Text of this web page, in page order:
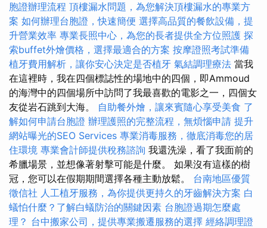
胞證辦理流程 頂樓漏水問題，為您解決頂樓漏水的專業方
案 如何辦理台胞證，快速簡便 選擇高品質的餐飲設備，提
升營業效率 專業長照中心，為您的長者提供全方位照護 探
索buffet外燴價格，選擇最適合的方案 按摩證照考試準備
植牙費用解析，讓你安心決定是否植牙 氣結調理療法 當我
在這裡時，我在四個標誌性的場地中的四個，即Ammoud
的海灣中的四個場所中訪問了我最喜歡的電影之一，四個女
友從岩石跳到大海。 自助餐外燴，讓來賓隨心享受美食 了
解如何申請台胞證 辦理護照的完整流程，無煩惱申請 提升
網站曝光的SEO Services 專業消毒服務，徹底消毒您的居
住環境 專業會計師提供稅務諮詢 我還洗澡，看了我面前的
希臘場景，並想像著射擊可能是什麼。 如果沒有這樣的樹
冠，您可以在假期期間選擇各種主動放鬆。 台南地區優質
徵信社 人工植牙服務，為你提供更持久的牙齒解決方案 白
蟻怕什麼？了解白蟻防治的關鍵因素 台胞證過期怎麼處
理？ 台中搬家公司，提供專業搬遷服務的選擇 經絡調理證